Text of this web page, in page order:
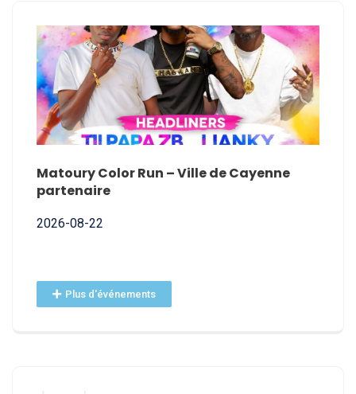
Matoury Color Run – Ville de Cayenne
partenaire
2026-08-22
Plus d'événements